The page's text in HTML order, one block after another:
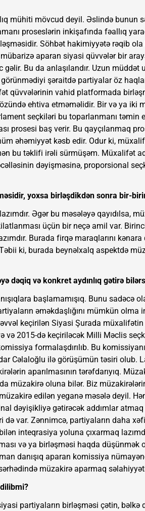
mühiti mövcud deyil. Əslində bunun
proseslərin inkişafında fəallıq
Söhbət hakimiyyətə rəqib ola
aparan siyasi qüvvələr bir
Bu da anlaşılandır. Uzun müddət
şəraitdə partiyalar öz
qüvvələrinin vahid platformada
ehtiva etməməlidir. Bir və ya iki
seçkiləri bu toparlanmanı təmin
prosesi baş verir. Bu qayçılanmaq
əhəmiyyət kəsb edir. Odur ki,
bu təklifi irəli sürmüşəm. Müxalifət
dəyişməsinə, proporsional
yoxsa birləşdikdən sonra bir-
Əgər bu məsələyə qayıdılsa,
üçün bir neçə amil var.
Burada firqə maraqlarını
ki, burada beynəlxalq aspektdə
dəqiq və konkret aydınlıq gətirə
başlamamışıq. Bunu sadəcə
əməkdaşlığını mümkün olma
keçirilən Siyasi Şurada müxalifətin
və 2015-də keçiriləcək Milli Məclis
formalaşdırılıb. Bu
Cəlaloğlu ilə görüşümün təsiri olub.
aparılmasının tərəfdarıyıq.
müzakirə oluna bilər. Biz
edilən yeganə məsələ deyil.
dəyişikliyə gətirəcək addımlar
də var. Zənnimcə, partiyaların daha
inteqrasiya yoluna çıxarmaq
və ya birləşməsi haqda düşünmək
danışıq aparan komissiya
müzakirə aparmaq
partiyaların birləşməsi çətin, bəlkə